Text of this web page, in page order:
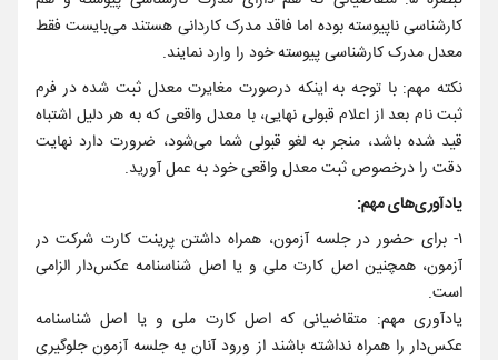
کارشناسی ناپیوسته بوده اما فاقد مدرک کاردانی هستند می‌بایست فقط
معدل مدرک کارشناسی پیوسته خود را وارد نمایند.
نکته مهم: با توجه به اینکه درصورت مغایرت معدل ثبت شده در فرم
ثبت نام بعد از اعلام قبولی نهایی، با معدل واقعی که به هر دلیل اشتباه
قید شده باشد، منجر به لغو قبولی شما می‌شود، ضرورت دارد نهایت
دقت را درخصوص ثبت معدل واقعی خود به عمل آورید.
یادآوری‌های مهم:
۱- برای حضور در جلسه آزمون، همراه داشتن پرینت کارت شرکت در
آزمون‌، همچنین اصل کارت ملی و یا اصل شناسنامه عکس‌دار الزامی
است.
یادآوری مهم: متقاضیانی که اصل کارت ملی و یا اصل شناسنامه
عکس‌دار را همراه نداشته باشند از ورود آنان به جلسه آزمون جلوگیری